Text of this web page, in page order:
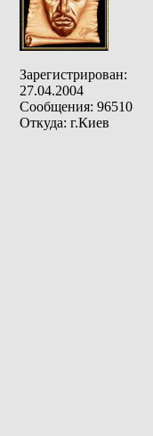
Зарегистрирован:
27.04.2004
Сообщения: 96510
Откуда: г.Киев